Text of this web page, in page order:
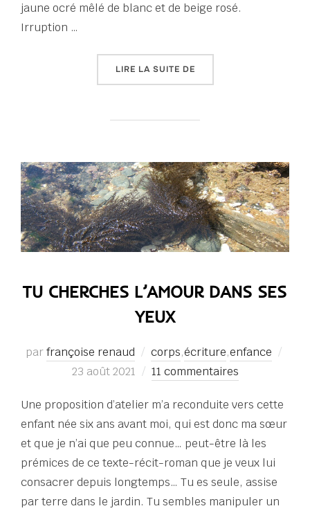
jaune ocré mêlé de blanc et de beige rosé.
Irruption …
LIRE LA SUITE DE« ÉTREINDRE »
TU CHERCHES L’AMOUR DANS SES
YEUX
parfrançoise renaud corps,écriture,enfance
23 août 2021 11 commentaires
Une proposition d’atelier m’a reconduite vers cette
enfant née six ans avant moi, qui est donc ma sœur
et que je n’ai que peu connue… peut-être là les
prémices de ce texte-récit-roman que je veux lui
consacrer depuis longtemps… Tu es seule, assise
par terre dans le jardin. Tu sembles manipuler un